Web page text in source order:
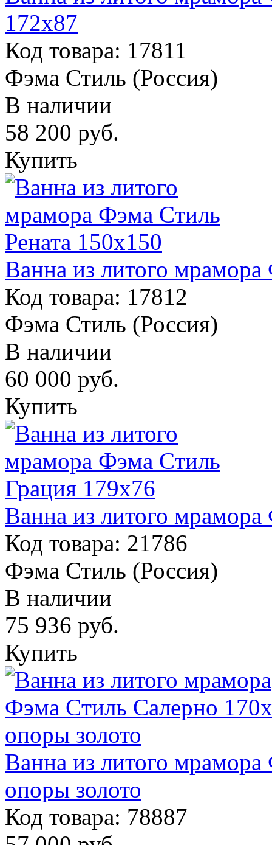
172x87
Код товара: 17811
Фэма Стиль (Россия)
В наличии
58 200 руб.
Купить
Ванна из литого
Код товара: 17812
Фэма Стиль (Россия)
В наличии
60 000 руб.
Купить
Ванна из литого
Код товара: 21786
Фэма Стиль (Россия)
В наличии
75 936 руб.
Купить
Ванна из литого
опоры золото
Код товара: 78887